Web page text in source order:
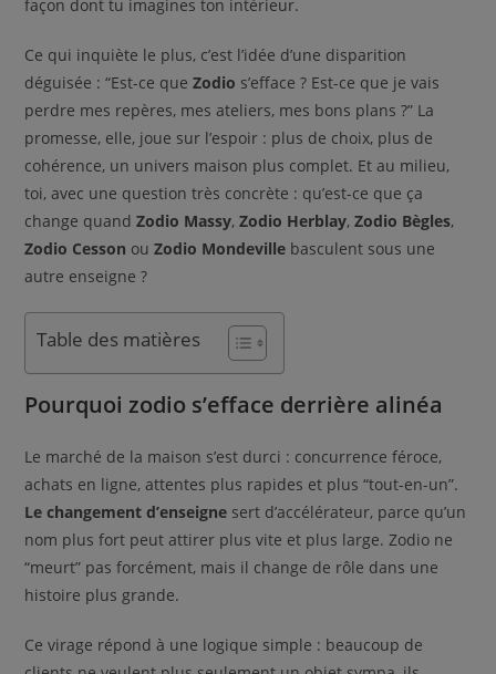
façon dont tu imagines ton intérieur.
Ce qui inquiète le plus, c’est l’idée d’une disparition
déguisée : “Est-ce queZodio s’efface ? Est-ce que je vais
perdre mes repères, mes ateliers, mes bons plans ?” La
promesse, elle, joue sur l’espoir : plus de choix, plus de
cohérence, un univers maison plus complet. Et au milieu,
toi, avec une question très concrète : qu’est-ce que ça
change quandZodio Massy,Zodio Herblay,Zodio Bègles,
Zodio Cesson ouZodio Mondeville basculent sous une
autre enseigne ?
Table des matières
Pourquoi zodio s’efface derrière alinéa
Le marché de la maison s’est durci : concurrence féroce,
achats en ligne, attentes plus rapides et plus “tout-en-un”.
Le changement d’enseigne sert d’accélérateur, parce qu’un
nom plus fort peut attirer plus vite et plus large. Zodio ne
“meurt” pas forcément, mais il change de rôle dans une
histoire plus grande.
Ce virage répond à une logique simple : beaucoup de